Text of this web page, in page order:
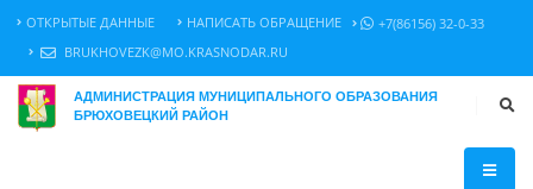
ОТКРЫТЫЕ ДАННЫЕ НАПИСАТЬ ОБРАЩЕНИЕ
+7(86156) 32-0-33
BRUKHOVEZK@MO.KRASNODAR.RU
АДМИНИСТРАЦИЯ МУНИЦИПАЛЬНОГО ОБРАЗОВАНИЯ
БРЮХОВЕЦКИЙ РАЙОН